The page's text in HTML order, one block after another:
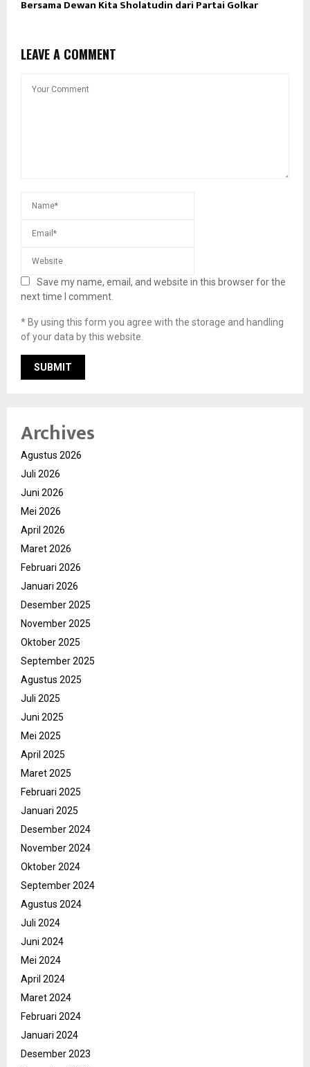
Bersama Dewan Kita Sholatudin dari Partai Golkar
LEAVE A COMMENT
Save my name, email, and website in this browser for the
next time I comment.
* By using this form you agree with the storage and handling
of your data by this website.
Archives
Agustus 2026
Juli 2026
Juni 2026
Mei 2026
April 2026
Maret 2026
Februari 2026
Januari 2026
Desember 2025
November 2025
Oktober 2025
September 2025
Agustus 2025
Juli 2025
Juni 2025
Mei 2025
April 2025
Maret 2025
Februari 2025
Januari 2025
Desember 2024
November 2024
Oktober 2024
September 2024
Agustus 2024
Juli 2024
Juni 2024
Mei 2024
April 2024
Maret 2024
Februari 2024
Januari 2024
Desember 2023